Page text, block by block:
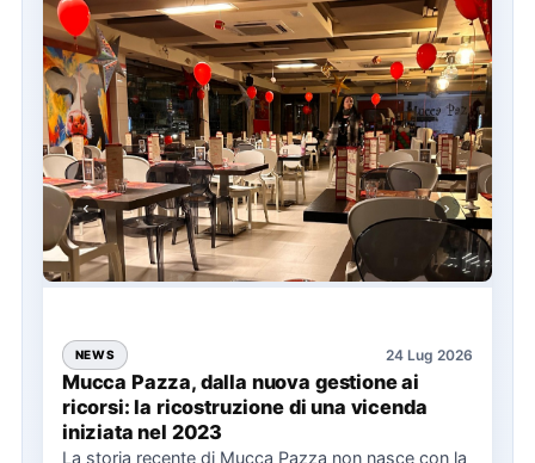
NEWS 24 Lug 2026
Mucca Pazza, dalla nuova gestione ai
ricorsi: la ricostruzione di una vicenda
iniziata nel 2023
La storia recente di Mucca Pazza non nasce con la